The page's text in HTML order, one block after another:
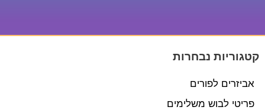
קטגוריות נבחרות
אביזרים לפורים
פריטי לבוש משלימים